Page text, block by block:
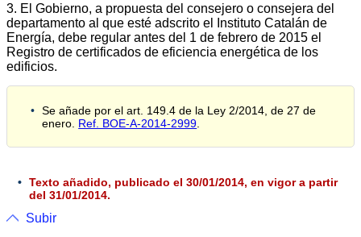
3. El Gobierno, a propuesta del consejero o consejera del
departamento al que esté adscrito el Instituto Catalán de
Energía, debe regular antes del 1 de febrero de 2015 el
Registro de certificados de eficiencia energética de los
edificios.
Se añade por el art. 149.4 de la Ley 2/2014, de 27 de
enero. Ref. BOE-A-2014-2999
Texto añadido, publicado el 30/01/2014, en vigor a partir
del 31/01/2014.
Subir